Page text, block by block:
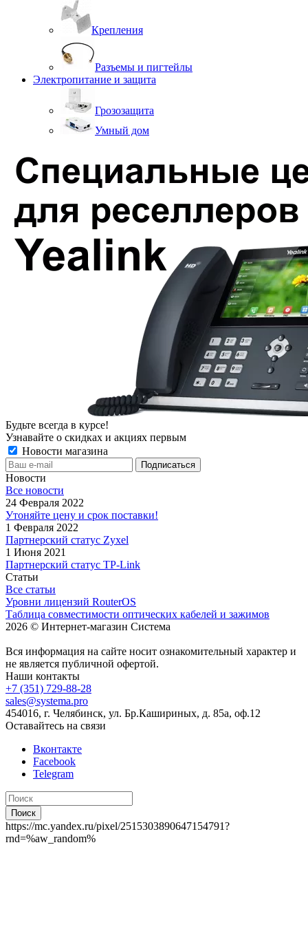
Крепления
Разъемы и пигтейлы
Электропитание и защита
Грозозащита
Умный дом
Будьте всегда в курсе!
Узнавайте о скидках и акциях первым
Новости магазина
Новости
Все новости
24 Февраля 2022
Утоняйте цену и срок поставки!
1 Февраля 2022
Партнерский статус Zyxel
1 Июня 2021
Партнерский статус TP-Link
Статьи
Все статьи
Уровни лицензий RouterOS
Таблица совместимости оптических кабелей и зажимов
2026 © Интернет-магазин Система
Вся информация на сайте носит ознакомительный характер и
не является публичной офертой.
Наши контакты
+7 (351) 729-88-28
sales@systema.pro
454016, г. Челябинск, ул. Бр.Кашириных, д. 85а, оф.12
Оставайтесь на связи
Вконтакте
Facebook
Telegram
Поиск
https://mc.yandex.ru/pixel/2515303890647154791?
rnd=%aw_random%